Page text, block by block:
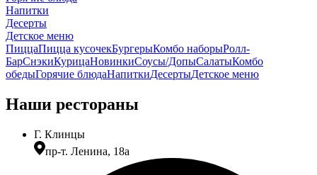
Напитки
Десерты
Детское меню
ПиццаПицца кусочекБургерыКомбо наборыРолл-
БарСнэкиКурицаНовинкиСоусы/ДопыСалатыКомбо
обедыГорячие блюдаНапиткиДесертыДетское меню
Наши рестораны
Г. Клинцы
пр-т. Ленина, 18а